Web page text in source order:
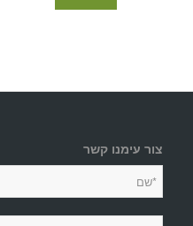
צור עימנו קשר